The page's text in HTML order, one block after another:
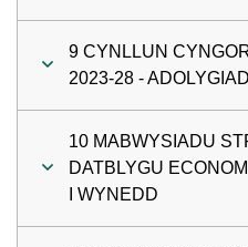
9 CYNLLUN
2023-28 -
10 MABWYSIADU
DATBLYGU
I WYNEDD